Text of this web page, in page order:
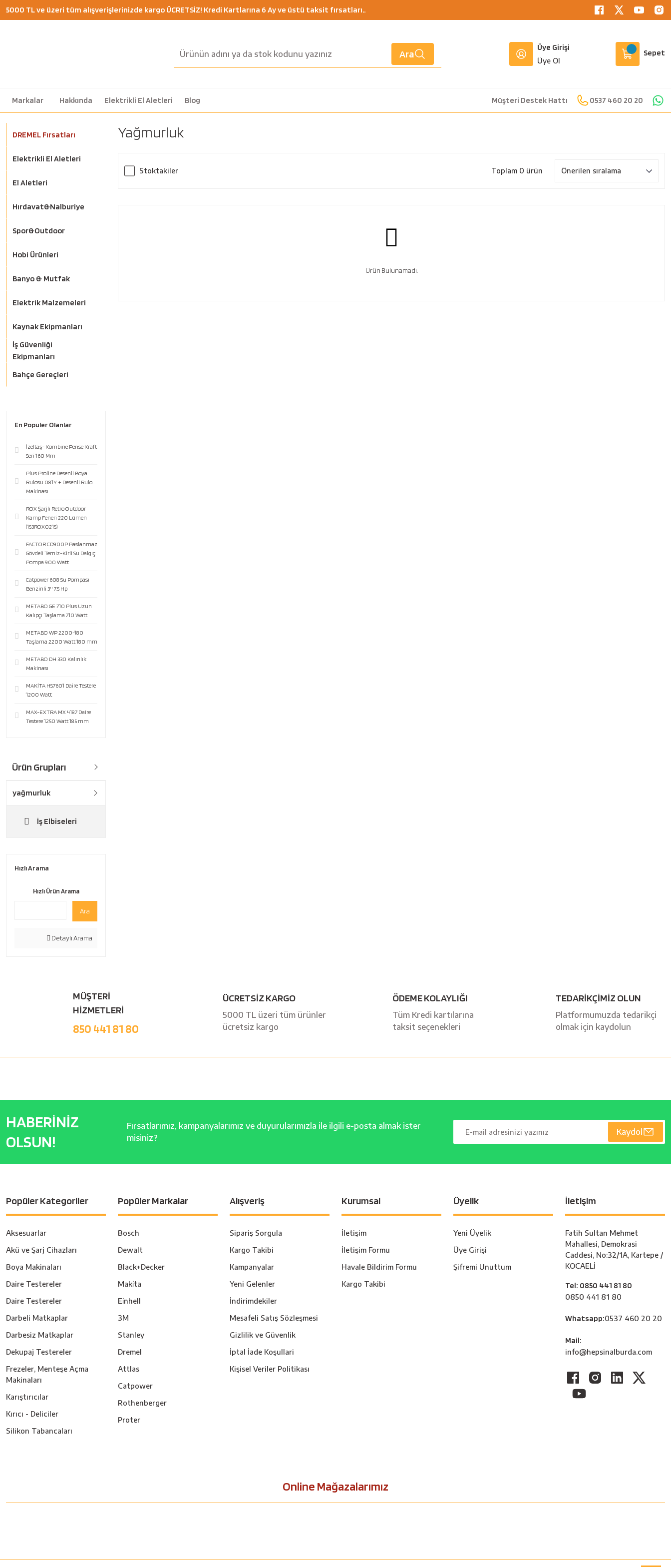
5000 TL ve üzeri tüm alışverişlerinizde kargo ÜCRETSİZ! Kredi Kartlarına 6 Ay ve üstü taksit fırsatları..
Ara
Üye Girişi
Üye Ol
Sepet
Markalar Hakkında Elektrikli El Aletleri Blog Müşteri Destek Hattı 0537 460 20 20
DREMEL Fırsatları
Elektrikli El Aletleri
El Aletleri
Hırdavat&Nalburiye
Spor&Outdoor
Hobi Ürünleri
Banyo & Mutfak
Elektrik Malzemeleri
Kaynak Ekipmanları
İş Güvenliği
Ekipmanları
Bahçe Gereçleri
En Populer Olanlar
İzeltaş- Kombine Pense Kraft
Seri 160 Mm
Plus Proline Desenli Boya
Rulosu 081Y + Desenli Rulo
Makinası
ROX Şarjlı Retro Outdoor
Kamp Feneri 220 Lümen
(153ROX0215)
FACTOR CD900P Paslanmaz
Gövdeli Temiz-Kirli Su Dalgıç
Pompa 900 Watt
Catpower 608 Su Pompası
Benzinli 3'' 7.5 Hp
METABO GE 710 Plus Uzun
Kalıpçı Taşlama 710 Watt
METABO WP 2200-180
Taşlama 2200 Watt 180 mm
METABO DH 330 Kalınlık
Makinası
MAKİTA HS7601 Daire Testere
1200 Watt
MAX-EXTRA MX 4187 Daire
Testere 1250 Watt 185 mm
Ürün Grupları
yağmurluk
İş Elbiseleri
Hızlı Arama
Hızlı Ürün Arama
Ara
Detaylı Arama
Yağmurluk
Stoktakiler Toplam 0 ürün
Ürün Bulunamadı.
MÜŞTERİ
HİZMETLERİ
850 441 81 80
ÜCRETSİZ KARGO
5000 TL üzeri tüm ürünler
ücretsiz kargo
ÖDEME KOLAYLIĞI
Tüm Kredi kartılarına
taksit seçenekleri
TEDARİKÇİMİZ OLUN
Platformumuzda tedarikçi
olmak için kaydolun
HABERİNİZ
OLSUN!
Fırsatlarımız, kampanyalarımız ve duyurularımızla ile ilgili e-posta almak ister
misiniz?
Kaydol
Popüler Kategoriler
Aksesuarlar
Akü ve Şarj Cihazları
Boya Makinaları
Daire Testereler
Daire Testereler
Darbeli Matkaplar
Darbesiz Matkaplar
Dekupaj Testereler
Frezeler, Menteşe Açma
Makinaları
Karıştırıcılar
Kırıcı - Deliciler
Silikon Tabancaları
Popüler Markalar
Bosch
Dewalt
Black+Decker
Maki̇ta
Ei̇nhell
3M
Stanley
Dremel
Attlas
Catpower
Rothenberger
Proter
Alışveriş
Sipariş Sorgula
Kargo Takibi
Kampanyalar
Yeni Gelenler
İndirimdekiler
Mesafeli Satış Sözleşmesi
Gizlilik ve Güvenlik
İptal İade Koşullari
Kişisel Veriler Politikası
Kurumsal
İletişim
İletişim Formu
Havale Bildirim Formu
Kargo Takibi
Üyelik
Yeni Üyelik
Üye Girişi
Şifremi Unuttum
İletişim
Fatih Sultan Mehmet
Mahallesi, Demokrasi
Caddesi, No:32/1A, Kartepe /
KOCAELİ
Tel: 0850 441 81 80
0850 441 81 80
Whatsapp:0537 460 20 20
Mail:
info@hepsinalburda.com
Online Mağazalarımız